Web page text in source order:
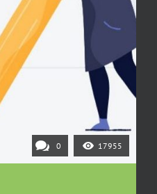
0 17955